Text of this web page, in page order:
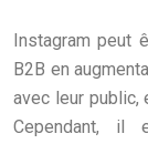
Instagram peut
B2B en
avec leur public,
Cependant, il